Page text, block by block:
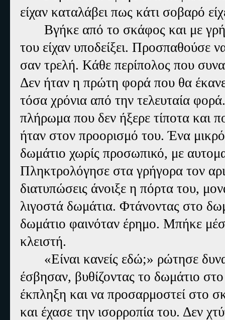
είχαν καταλάβει πως κάτι σοβαρό
Βγήκε από το σκάφος και με
του είχαν υποδείξει. Προσπαθούσε
σαν τρελή. Κάθε περίπολος που
Δεν ήταν η πρώτη φορά που θα έκανε
τόσα χρόνια από την τελευταία
πλήρωμα που δεν ήξερε τίποτα και
ήταν στον προορισμό του. Ένα
δωμάτιο χωρίς προσωπικό, με
Πληκτρολόγησε στα γρήγορα τον
διατυπώσεις άνοιξε η πόρτα του,
λιγοστά δωμάτια. Φτάνοντας στο
δωμάτιο φαινόταν έρημο. Μπήκε
κλειστή.
«Είναι κανείς εδώ;» ρώτησε
έσβησαν, βυθίζοντας το δωμάτιο
έκπληξη και να προσαρμοστεί στο
και έχασε την ισορροπία του. Δεν